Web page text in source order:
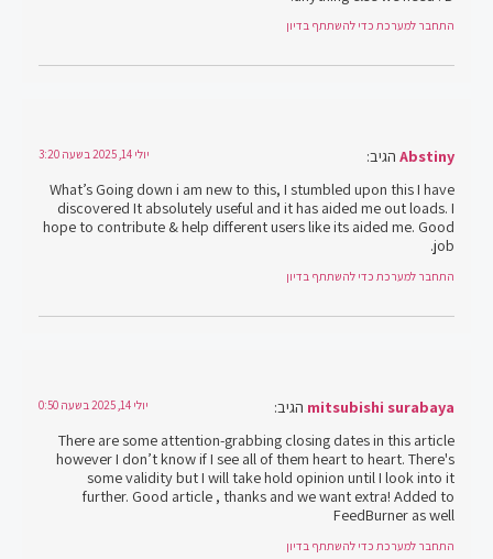
התחבר למערכת כדי להשתתף בדיון
Abstiny הגיב: יולי 14, 2025 בשעה 3:20
What’s Going down i am new to this, I stumbled upon this I have
discovered It absolutely useful and it has aided me out loads. I
hope to contribute & help different users like its aided me. Good
job.
התחבר למערכת כדי להשתתף בדיון
mitsubishi surabaya הגיב: יולי 14, 2025 בשעה 0:50
There are some attention-grabbing closing dates in this article
however I don’t know if I see all of them heart to heart. There's
some validity but I will take hold opinion until I look into it
further. Good article , thanks and we want extra! Added to
FeedBurner as well
התחבר למערכת כדי להשתתף בדיון